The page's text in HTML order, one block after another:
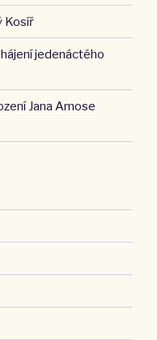
Kosíř
jedenáctého
Jana Amose